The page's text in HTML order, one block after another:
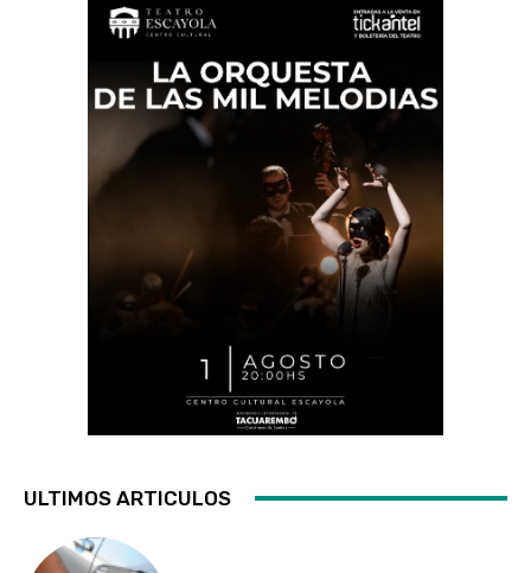
ULTIMOS ARTICULOS